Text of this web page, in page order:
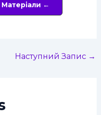
←
Наступний Запис →